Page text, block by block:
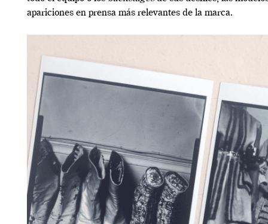
apariciones en prensa más relevantes de la marca.